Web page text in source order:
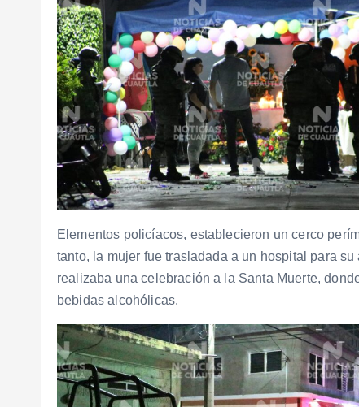
Elementos policíacos, establecieron un cerco
tanto, la mujer fue trasladada a un hospital para
realizaba una celebración a la Santa Muerte,
bebidas alcohólicas.